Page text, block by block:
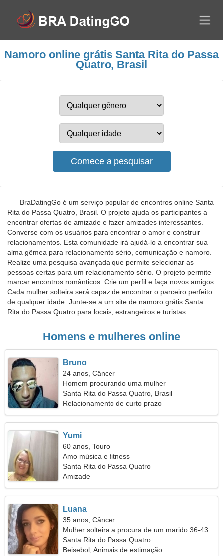
Namoro online grátis Santa Rita do Passa
Quatro, Brasil
BraDatingGo é um serviço popular de encontros online Santa
Rita do Passa Quatro, Brasil. O projeto ajuda os participantes a
encontrar ofertas de amizade e fazer amizades interessantes.
Converse com os usuários para encontrar o amor e construir
relacionamentos. Esta comunidade irá ajudá-lo a encontrar sua
alma gêmea para relacionamento sério, comunicação e namoro.
Realize uma pesquisa avançada que permite selecionar as
pessoas certas para um relacionamento sério. O projeto permite
marcar encontros românticos. Crie um perfil e faça novos amigos.
Cada mulher solteira será capaz de encontrar o parceiro perfeito
de qualquer idade. Junte-se a um site de namoro grátis Santa
Rita do Passa Quatro para locais, estrangeiros e turistas.
Homens e mulheres online
Bruno
24 anos, Câncer
Homem procurando uma mulher
Santa Rita do Passa Quatro, Brasil
Relacionamento de curto prazo
Yumi
60 anos, Touro
Amo música e fitness
Santa Rita do Passa Quatro
Amizade
Luana
35 anos, Câncer
Mulher solteira a procura de um marido 36-43
Santa Rita do Passa Quatro
Beisebol, Animais de estimação